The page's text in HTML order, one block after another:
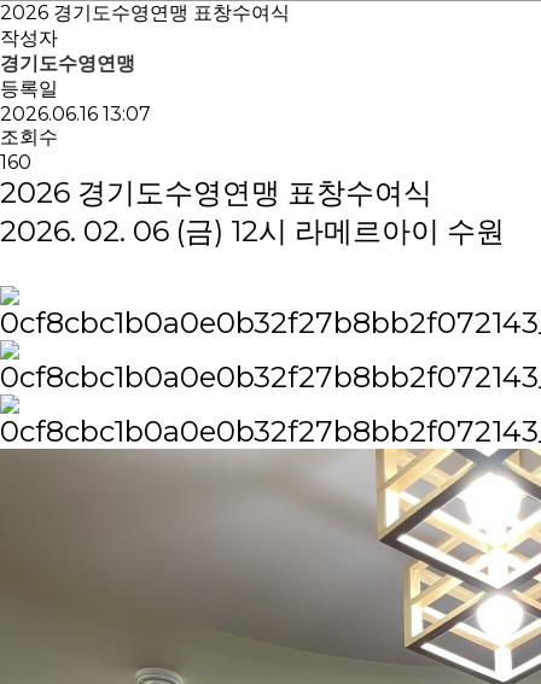
2026 경기도수영연맹 표창수여식
작성자
경기도수영연맹
등록일
2026.06.16 13:07
조회수
160
2026 경기도수영연맹 표창수여식
2026. 02. 06 (금) 12시 라메르아이 수원